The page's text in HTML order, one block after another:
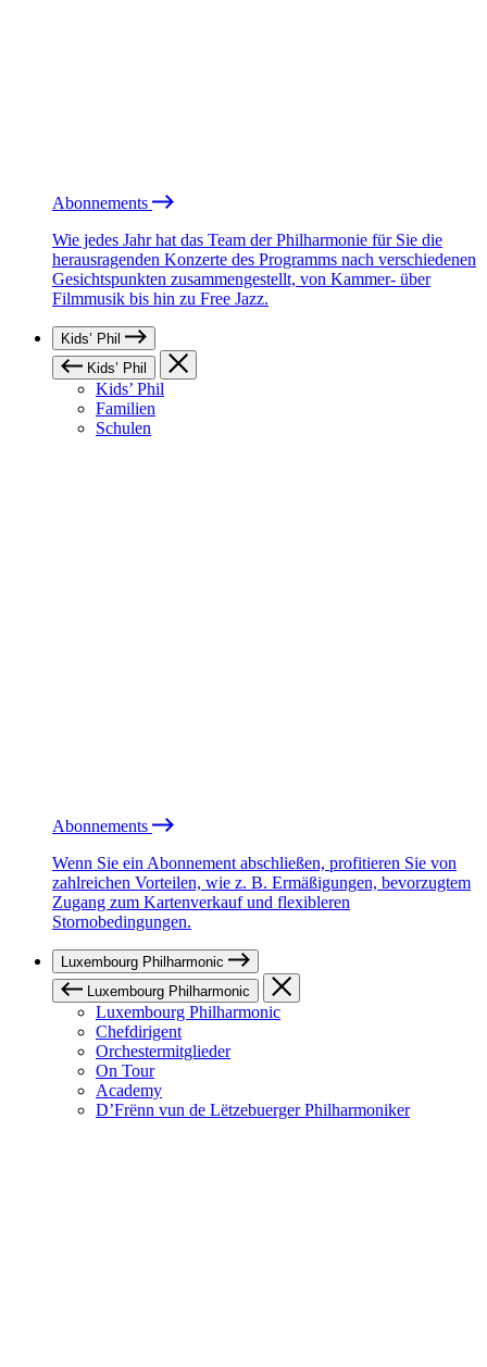
Abonnements
Wie jedes Jahr hat das Team der Philharmonie für Sie die
herausragenden Konzerte des Programms nach verschiedenen
Gesichtspunkten zusammengestellt, von Kammer- über
Filmmusik bis hin zu Free Jazz.
Kids’ Phil
Kids’ Phil
Kids’ Phil
Familien
Schulen
Abonnements
Wenn Sie ein Abonnement abschließen, profitieren Sie von
zahlreichen Vorteilen, wie z. B. Ermäßigungen, bevorzugtem
Zugang zum Kartenverkauf und flexibleren
Stornobedingungen.
Luxembourg Philharmonic
Luxembourg Philharmonic
Luxembourg Philharmonic
Chefdirigent
Orchestermitglieder
On Tour
Academy
D’Frënn vun de Lëtzebuerger Philharmoniker